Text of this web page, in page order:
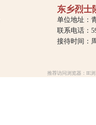
东乡烈士
单位地址：
联系电话：
接待时间：
推荐访问浏览器：IE